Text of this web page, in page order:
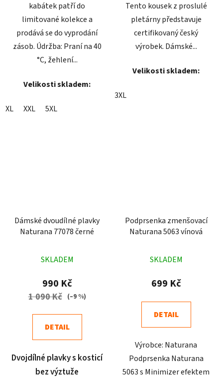
kabátek patří do
limitované kolekce a
prodává se do vyprodání
zásob. Údržba: Praní na 40
°C, žehlení...
Velikosti skladem:
XL XXL 5XL
Tento kousek z proslulé
pletárny představuje
certifikovaný český
výrobek. Dámské...
Velikosti skladem:
3XL
Dámské dvoudílné plavky
Naturana 77078 černé
hodnocení
produktu
je
z
5
SKLADEM
990 Kč
1 090 Kč (–9 %)
DETAIL
Dvojdílné plavky s kosticí
bez výztuže
Podprsenka zmenšovací
Naturana 5063 vínová
hodnocení
produktu
5,0
z
hvězdiček.
SKLADEM
699 Kč
DETAIL
Výrobce: Naturana
Podprsenka Naturana
5063 s Minimizer efektem